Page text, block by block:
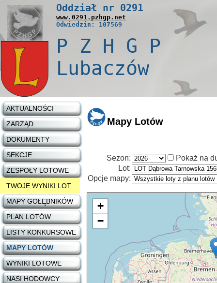
Oddział nr 0291
www. 0291.pzhgp.net
Odwiedzin: 107569
P Z H G P
Lubaczów
Mapy Lotów
Sezon:
Pokaż na
Lot:
Opcje mapy:
+
−
AKTUALNOŚCI
ZARZĄD
DOKUMENTY
SEKCJE
ZESPOŁY LOTOWE
TWOJE WYNIKI LOT.
MAPY GOŁĘBNIKÓW
PLAN LOTÓW
LISTY KONKURSOWE
MAPY LOTÓW
WYNIKI LOTOWE
NASI HODOWCY